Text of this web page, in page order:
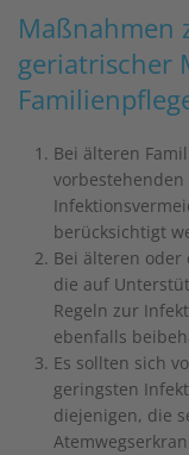
Maßnahmen
geriatrischer
Bei älteren
berücksichtigt
Bei älteren
die auf
Regeln zur
ebenfalls
Es sollten sich
geringsten
diejenigen, die